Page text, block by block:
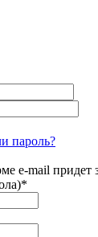
пароль?
e-mail придет
*